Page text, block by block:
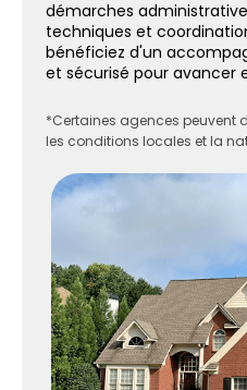
démarches
techniques et
bénéficiez d'un
et sécurisé pour avancer
*Certaines agences peuvent
les conditions locales et la